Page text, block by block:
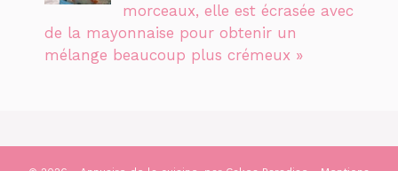
morceaux, elle est écrasée avec
de la mayonnaise pour obtenir un
mélange beaucoup plus crémeux »